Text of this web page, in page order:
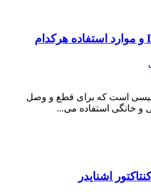
است که برای قطع و وصل
و خانگی استفاده می‌...
اشنایدر